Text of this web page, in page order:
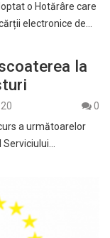
o Hotărâre care
electronice de…
la
0
a următoarelor